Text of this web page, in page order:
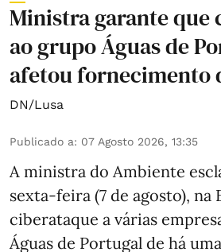
Ministra garante que
ao grupo Águas de
afetou fornecimento
DN/Lusa
Publicado a: 07 Agosto 2026, 13:35
A ministra do Ambiente
sexta-feira (7 de agosto), na
ciberataque a várias
Águas de Portugal de há